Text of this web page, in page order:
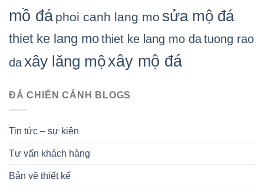
mồ đá phoi canh lang mo sửa mộ đá
thiet ke lang mothiet ke lang mo datuong rao
daxây lăng mộxây mộ đá
ĐÁ CHIẾN CẢNH BLOGS
Tin tức – sự kiện
Tư vấn khách hàng
Bản vẽ thiết kế